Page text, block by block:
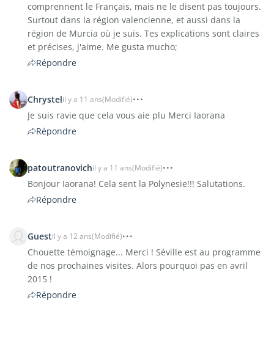
comprennent le Français, mais ne le disent pas toujours.
Surtout dans la région valencienne, et aussi dans la
région de Murcia où je suis. Tes explications sont claires
et précises, j'aime. Me gusta mucho;
Répondre
Chrystelil y a 11 ans(Modifié)
Je suis ravie que cela vous aie plu Merci Iaorana
Répondre
patoutranovichil y a 11 ans(Modifié)
Bonjour Iaorana! Cela sent la Polynesie!!! Salutations.
Répondre
Guestil y a 12 ans(Modifié)
Chouette témoignage... Merci ! Séville est au programme
de nos prochaines visites. Alors pourquoi pas en avril
2015 !
Répondre